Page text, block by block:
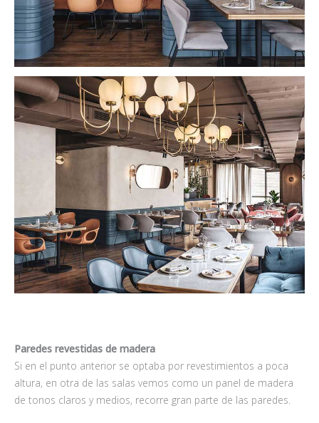
Paredes revestidas de madera
Si en el punto anterior se optaba por revestimientos a poca
altura, en otra de las salas vemos como un panel de madera
de tonos claros y medios, recorre gran parte de las paredes.